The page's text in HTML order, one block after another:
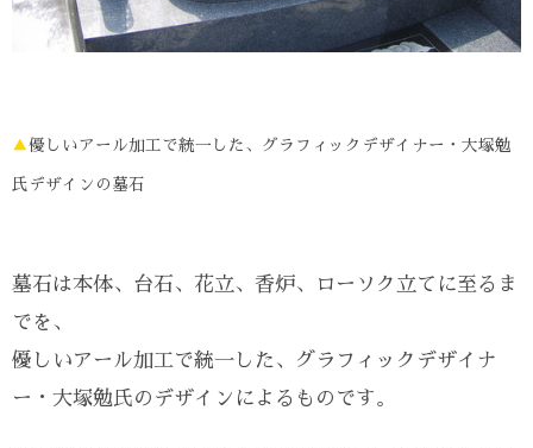
▲優しいアール加工で統一した、グラフィックデザイナー・大塚勉
氏デザインの墓石
墓石は本体、台石、花立、香炉、ローソク立てに至るま
でを、
優しいアール加工で統一した、グラフィックデザイナ
ー・大塚勉氏のデザインによるものです。